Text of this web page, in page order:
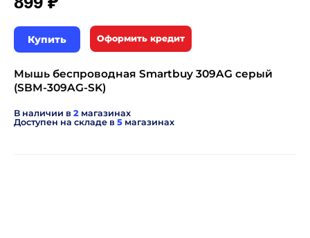
Купить Оформить кредит
Мышь беспроводная Smartbuy 309AG серый
(SBM-309AG-SK)
В наличии в 2 магазинах
Доступен на складе в 5 магазинах